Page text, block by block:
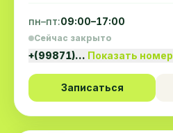
пн–пт:09:00–17:00
Сейчас закрыто
+(99871)… Показать номер
Записаться